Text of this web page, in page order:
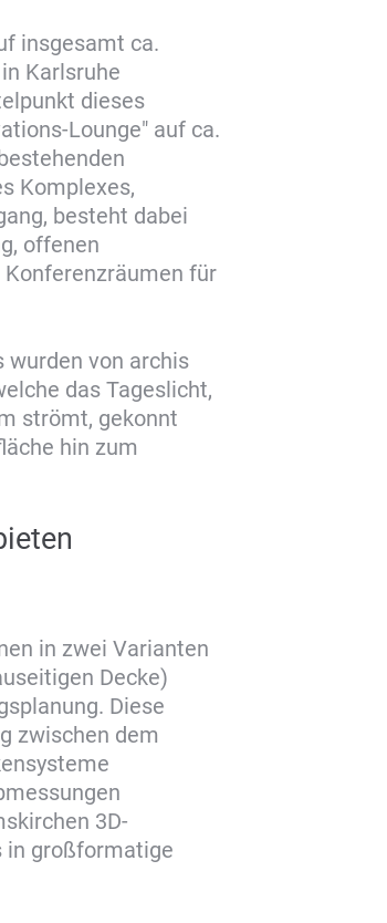
insgesamt ca.
Karlsruhe
dieses
Lounge" auf ca.
Komplexes,
besteht dabei
offenen
für
wurden von archis
das Tageslicht,
strömt, gekonnt
hin zum
in zwei Varianten
Decke)
Diese
zwischen dem
3D-
in großformatige